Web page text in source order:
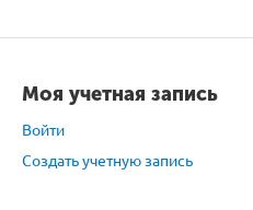
Моя учетная запись
Войти
Создать учетную запись